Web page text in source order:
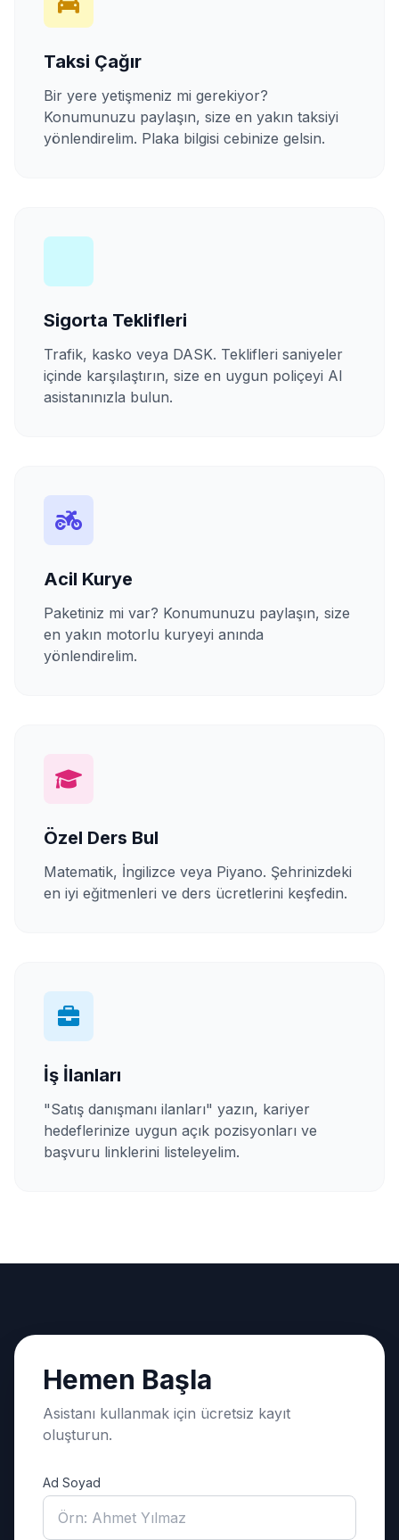
Taksi Çağır
Bir yere yetişmeniz mi gerekiyor?
Konumunuzu paylaşın, size en yakın taksiyi
yönlendirelim. Plaka bilgisi cebinize gelsin.
Sigorta Teklifleri
Trafik, kasko veya DASK. Teklifleri saniyeler
içinde karşılaştırın, size en uygun poliçeyi AI
asistanınızla bulun.
Acil Kurye
Paketiniz mi var? Konumunuzu paylaşın, size
en yakın motorlu kuryeyi anında
yönlendirelim.
Özel Ders Bul
Matematik, İngilizce veya Piyano. Şehrinizdeki
en iyi eğitmenleri ve ders ücretlerini keşfedin.
İş İlanları
"Satış danışmanı ilanları" yazın, kariyer
hedeflerinize uygun açık pozisyonları ve
başvuru linklerini listeleyelim.
Hemen Başla
Asistanı kullanmak için ücretsiz kayıt
oluşturun.
Ad Soyad